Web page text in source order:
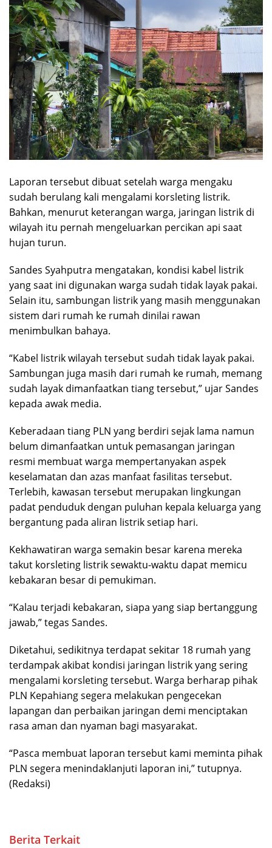
Laporan tersebut dibuat setelah warga mengaku
sudah berulang kali mengalami korsleting listrik.
Bahkan, menurut keterangan warga, jaringan listrik di
wilayah itu pernah mengeluarkan percikan api saat
hujan turun.
Sandes Syahputra mengatakan, kondisi kabel listrik
yang saat ini digunakan warga sudah tidak layak pakai.
Selain itu, sambungan listrik yang masih menggunakan
sistem dari rumah ke rumah dinilai rawan
menimbulkan bahaya.
“Kabel listrik wilayah tersebut sudah tidak layak pakai.
Sambungan juga masih dari rumah ke rumah, memang
sudah layak dimanfaatkan tiang tersebut,” ujar Sandes
kepada awak media.
Keberadaan tiang PLN yang berdiri sejak lama namun
belum dimanfaatkan untuk pemasangan jaringan
resmi membuat warga mempertanyakan aspek
keselamatan dan azas manfaat fasilitas tersebut.
Terlebih, kawasan tersebut merupakan lingkungan
padat penduduk dengan puluhan kepala keluarga yang
bergantung pada aliran listrik setiap hari.
Kekhawatiran warga semakin besar karena mereka
takut korsleting listrik sewaktu-waktu dapat memicu
kebakaran besar di pemukiman.
“Kalau terjadi kebakaran, siapa yang siap bertanggung
jawab,” tegas Sandes.
Diketahui, sedikitnya terdapat sekitar 18 rumah yang
terdampak akibat kondisi jaringan listrik yang sering
mengalami korsleting tersebut. Warga berharap pihak
PLN Kepahiang segera melakukan pengecekan
lapangan dan perbaikan jaringan demi menciptakan
rasa aman dan nyaman bagi masyarakat.
“Pasca membuat laporan tersebut kami meminta pihak
PLN segera menindaklanjuti laporan ini,” tutupnya.
(Redaksi)
Berita Terkait